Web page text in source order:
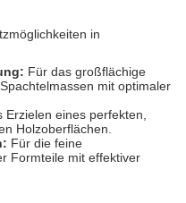
in
Für das großflächige
mit optimaler
Erzielen eines perfekten,
Holzoberflächen.
Für die feine
Formteile mit effektiver